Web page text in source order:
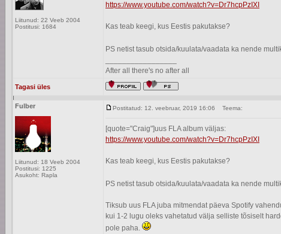
Liitunud: 22 Veeb 2004
Postitusi: 1684
https://www.youtube.com/watch?v=Dr7hcpPzIXI
Kas teab keegi, kus Eestis pakutakse?
PS netist tasub otsida/kuulata/vaadata ka nende
After all there's no after all
Tagasi üles
Fulber
Liitunud: 18 Veeb 2004
Postitusi: 1225
Asukoht: Rapla
Postitatud: 12. veebruar, 2019 16:06 Teema:
[quote="Craig"]uus FLA album väljas:
https://www.youtube.com/watch?v=Dr7hcpPzIXI
Kas teab keegi, kus Eestis pakutakse?
PS netist tasub otsida/kuulata/vaadata ka nende
Tiksub uus FLA juba mitmendat päeva Spotify
kui 1-2 lugu oleks vahetatud välja selliste tõsiselt
pole paha.